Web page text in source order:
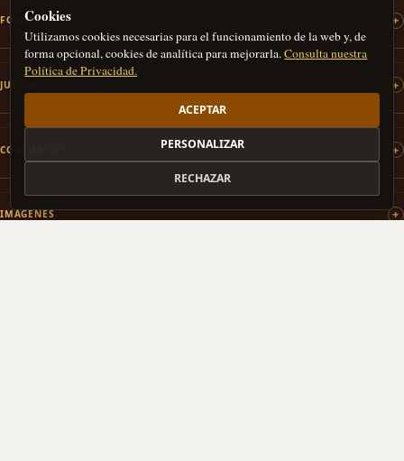
FOROS
JUEGOS
CONCURSOS
IMÁGENES
Cookies
Utilizamos cookies necesarias para el funcionamiento de la web y, de
forma opcional, cookies de analítica para mejorarla.Consulta nuestra
Política de Privacidad.
ACEPTAR
PERSONALIZAR
RECHAZAR